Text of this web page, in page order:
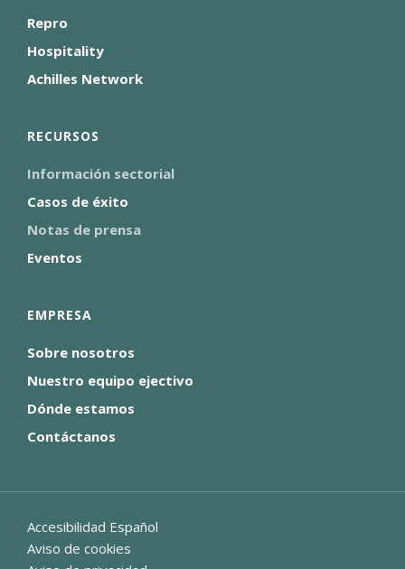
Repro
Hospitality
Achilles Network
RECURSOS
Información sectorial
Casos de éxito
Notas de prensa
Eventos
EMPRESA
Sobre nosotros
Nuestro equipo ejectivo
Dónde estamos
Contáctanos
Accesibilidad Español
Aviso de cookies